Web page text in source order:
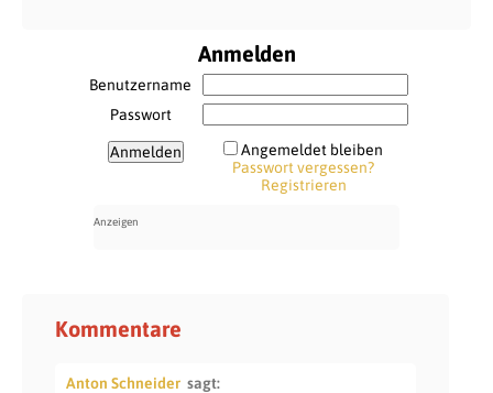
Anmelden
Benutzername
Passwort
Angemeldet bleiben
Passwort vergessen?
Registrieren
Kommentare
Anton Schneider sagt: